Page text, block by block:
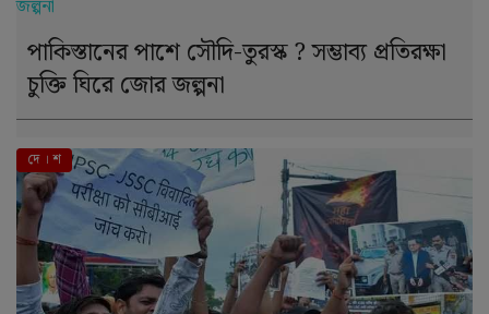
পাকিস্তানের পাশে সৌদি-তুরস্ক ? সম্ভাব্য প্রতিরক্ষা
চুক্তি ঘিরে জোর জল্পনা
দে । শ